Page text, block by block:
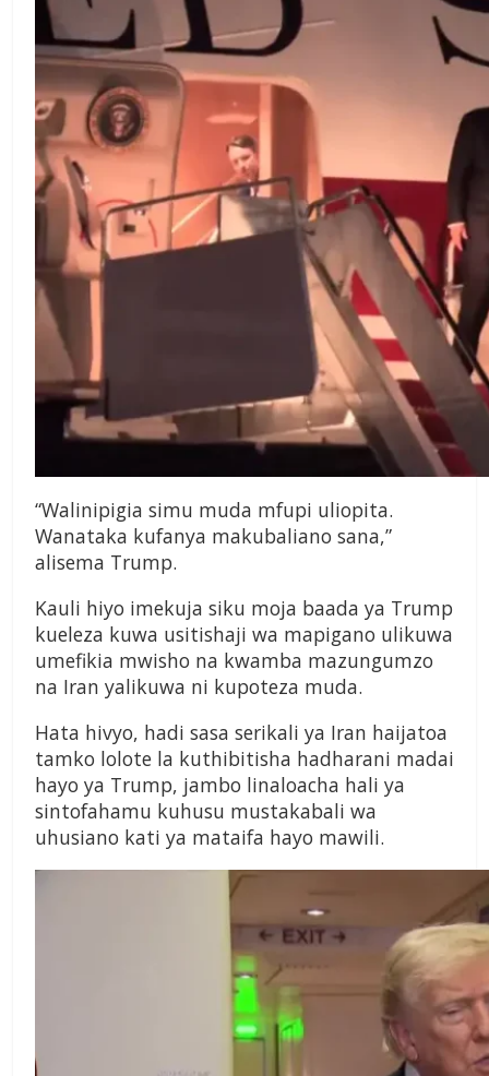
“Walinipigia simu muda mfupi uliopita.
Wanataka kufanya makubaliano sana,”
alisema Trump.
Kauli hiyo imekuja siku moja baada ya Trump
kueleza kuwa usitishaji wa mapigano ulikuwa
umefikia mwisho na kwamba mazungumzo
na Iran yalikuwa ni kupoteza muda.
Hata hivyo, hadi sasa serikali ya Iran haijatoa
tamko lolote la kuthibitisha hadharani madai
hayo ya Trump, jambo linaloacha hali ya
sintofahamu kuhusu mustakabali wa
uhusiano kati ya mataifa hayo mawili.